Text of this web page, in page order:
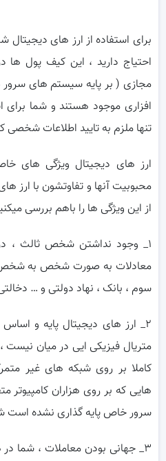
برای استفاده از ارز های دیجیتال
احتیاج دارید ، این کیف پول
مجازی ( بر پایه سیستم های
افزاری موجود هستند و شما
تنها ملزم به تایید اطلاعات
ارز های دیجیتال ویژگی های
محبوبیت آنها و تفاوتشون با ارز
از این ویژگی ها را باهم بررسی
۱_ وجود نداشتن شخص ثالث ، در
معادلات به صورت شخص به
سوم ، بانک ، نهاد دولتی و … دخالتی
۲_ ارز های دیجیتال پایه و
متریال فیزیکی ایی در میان نیست
کاملا بر روی شبکه های غیر
هایی که بر روی هزاران کامپیوتر
سرور خاص پایه گذاری نشده است
۳_ جهانی بودن معاملات ، شما